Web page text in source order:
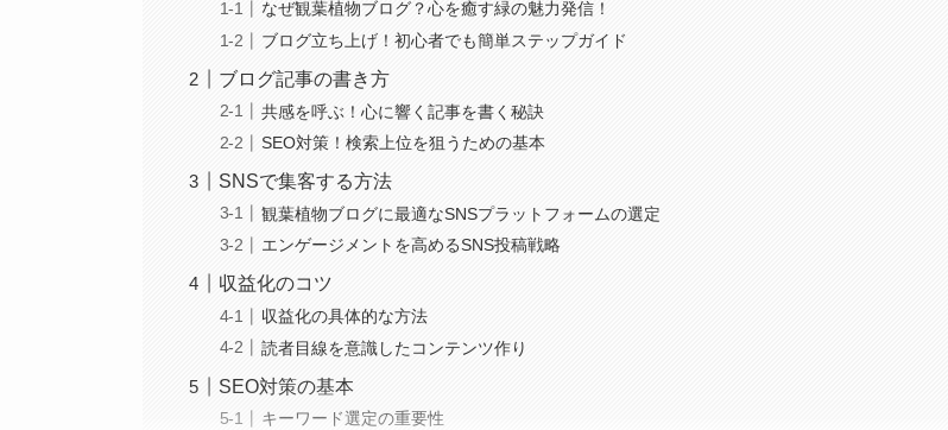
なぜ観葉植物ブログ？心を癒す緑の魅力発信！
ブログ立ち上げ！初心者でも簡単ステップガイド
ブログ記事の書き方
共感を呼ぶ！心に響く記事を書く秘訣
SEO対策！検索上位を狙うための基本
SNSで集客する方法
観葉植物ブログに最適なSNSプラットフォームの選定
エンゲージメントを高めるSNS投稿戦略
収益化のコツ
収益化の具体的な方法
読者目線を意識したコンテンツ作り
SEO対策の基本
キーワード選定の重要性